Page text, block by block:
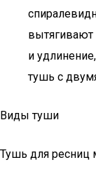
и
тушь с
Виды туши
Тушь для ресниц